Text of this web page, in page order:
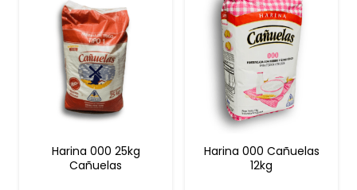
Harina 000 25kg
Cañuelas
Harina 000 Cañuelas
12kg